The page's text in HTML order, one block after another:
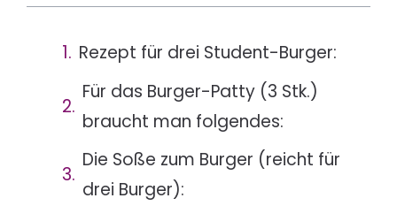
Rezept für drei Student-Burger:
Für das Burger-Patty (3 Stk.)
braucht man folgendes:
Die Soße zum Burger (reicht für
drei Burger):